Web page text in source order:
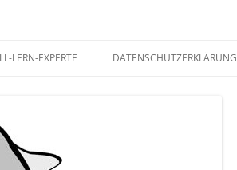
LERN-EXPERTE DATENSCHUTZERKLÄRUNG